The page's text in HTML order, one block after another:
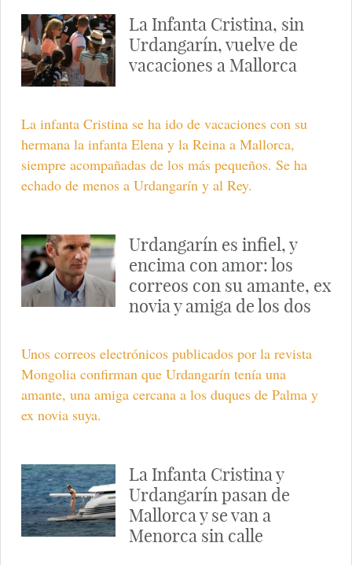
La Infanta Cristina, sin
Urdangarín, vuelve de
vacaciones a Mallorca
La infanta Cristina se ha ido de vacaciones con su
hermana la infanta Elena y la Reina a Mallorca,
siempre acompañadas de los más pequeños. Se ha
echado de menos a Urdangarín y al Rey.
Urdangarín es infiel, y
encima con amor: los
correos con su amante, ex
novia y amiga de los dos
Unos correos electrónicos publicados por la revista
Mongolia confirman que Urdangarín tenía una
amante, una amiga cercana a los duques de Palma y
ex novia suya.
La Infanta Cristina y
Urdangarín pasan de
Mallorca y se van a
Menorca sin calle